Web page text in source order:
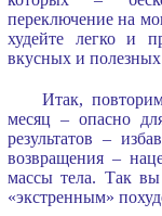
переключение на
худейте легко и
вкусных и
Итак,
месяц – опасно
результатов –
возвращения –
массы тела. Так
«экстренным»